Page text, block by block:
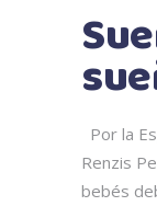
Por la
Renzis
bebés